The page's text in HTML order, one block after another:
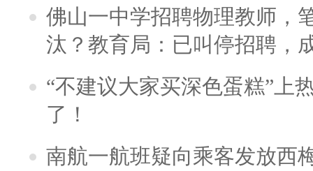
佛山一中学招聘物理教师，
汰？教育局：已叫停招聘，
“不建议大家买深色蛋糕”上
了！
南航一航班疑向乘客发放西